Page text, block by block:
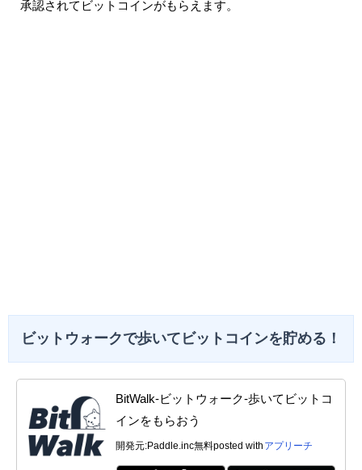
承認されてビットコインがもらえます。
ビットウォークで歩いてビットコインを貯める！
BitWalk-ビットウォーク-歩いてビットコ
インをもらおう
開発元:Paddle.inc無料posted with アプリーチ